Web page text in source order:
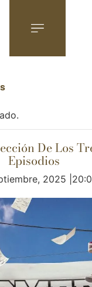
De Los
Episodios
2025